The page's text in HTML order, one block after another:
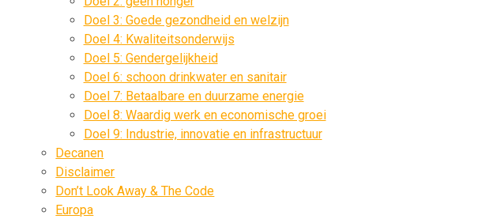
Doel 3: Goede gezondheid en welzijn
Doel 4: Kwaliteitsonderwijs
Doel 5: Gendergelijkheid
Doel 6: schoon drinkwater en sanitair
Doel 7: Betaalbare en duurzame energie
Doel 8: Waardig werk en economische groei
Doel 9: Industrie, innovatie en infrastructuur
Decanen
Disclaimer
Don’t Look Away & The Code
Europa